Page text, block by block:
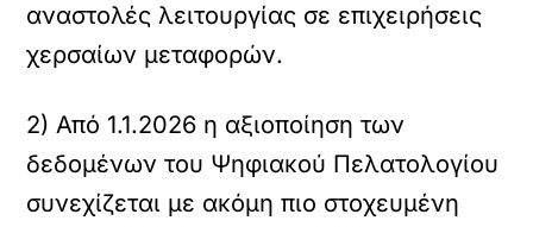
αναστολές λειτουργίας σε επιχειρήσεις
χερσαίων μεταφορών.
2) Από 1.1.2026 η αξιοποίηση των
δεδομένων του Ψηφιακού Πελατολογίου
συνεχίζεται με ακόμη πιο στοχευμένη